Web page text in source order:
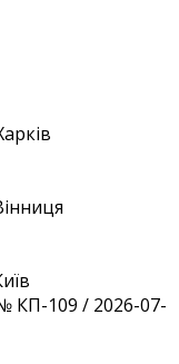
КП-109 / 2026-07-